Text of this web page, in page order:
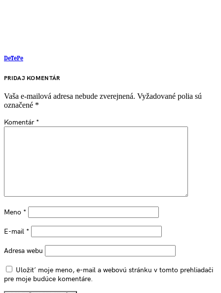
DeTePe
PRIDAJ KOMENTÁR
Vaša e-mailová adresa nebude zverejnená. Vyžadované polia sú
označené *
Komentár *
Meno *
E-mail *
Adresa webu
Uložiť moje meno, e-mail a webovú stránku v tomto prehliadači
pre moje budúce komentáre.